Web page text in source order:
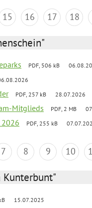
15 16 17 18
PDF, 506 kB
PDF, 257 kB 28.07.2026
Mitglieds PDF, 2 MB
2026 PDF, 255 kB
7 8 9 10
15.07.2025